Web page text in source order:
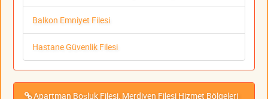
Balkon Emniyet Filesi
Hastane Güvenlik Filesi
Apartman Boşluk Filesi, Merdiven Filesi Hizmet Bölgeleri